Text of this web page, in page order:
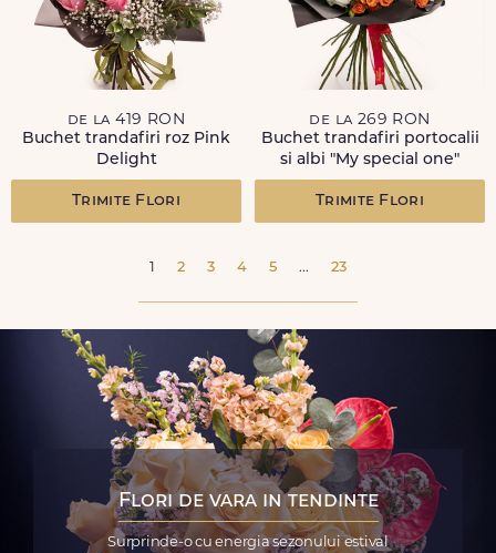
de la 419 RON
Buchet trandafiri roz Pink
Delight
Trimite Flori
de la 269 RON
Buchet trandafiri portocalii
si albi "My special one"
Trimite Flori
1 2 3 4 5 ... 23
Flori de vara in tendinte
Surprinde-o cu energia sezonului estival